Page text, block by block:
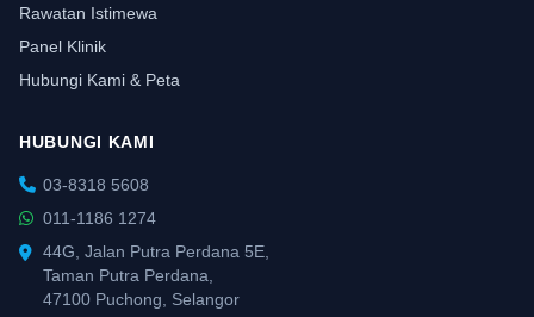
Rawatan Istimewa
Panel Klinik
Hubungi Kami & Peta
HUBUNGI KAMI
03-8318 5608
011-1186 1274
44G, Jalan Putra Perdana 5E,
Taman Putra Perdana,
47100 Puchong, Selangor